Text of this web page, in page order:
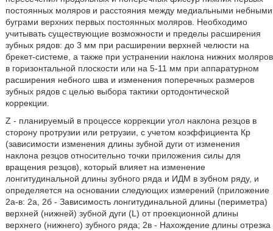
постоянных моляров и расстояния между медиальными небными
буграми верхних первых постоянных моляров. Необходимо
учитывать существующие возможности и пределы расширения
зубных рядов: до 3 мм при расширении верхней челюсти на
брекет-системе, а также при устранении наклона нижних моляров
в горизонтальной плоскости или на 5-11 мм при аппаратурном
расширения небного шва и изменения поперечных размеров
зубных рядов с целью выбора тактики ортодонтической
коррекции.
Z - планируемый в процессе коррекции угол наклона резцов в
сторону протрузии или ретрузии, с учетом коэффициента Кр
(зависимости изменения длины зубной дуги от изменения
наклона резцов относительно точки приложения силы для
вращения резцов), который влияет на изменение
лонгитудинальной длины зубного ряда и ИДМ в зубном ряду, и
определяется на основании следующих измерений (приложение
2а-в: 2а, 2б - Зависимость лонгитудинальной длины (периметра)
верхней (нижней) зубной дуги (L) от проекционной длины
верхнего (нижнего) зубного ряда; 2в - Нахождение длины отрезка